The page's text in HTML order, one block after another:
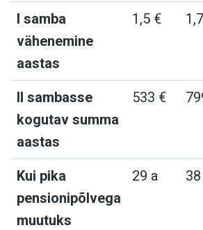
I samba
vähenemine
aastas
1,5 €
II sambasse
kogutav summa
aastas
533 €
Kui pika
pensionipõlvega
muutuks
29 a